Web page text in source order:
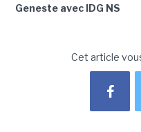
Geneste avec IDG NS
Cet article